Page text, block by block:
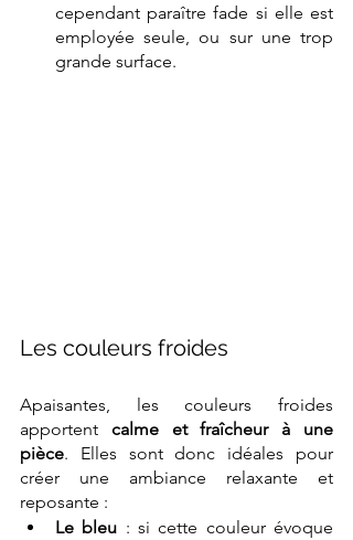
cependant paraître fade si elle est
employée seule, ou sur une trop
grande surface.
Les couleurs froides
Apaisantes, les couleurs froides
apportent calme et fraîcheur à une
pièce. Elles sont donc idéales pour
créer une ambiance relaxante et
reposante :
Le bleu : si cette couleur évoque